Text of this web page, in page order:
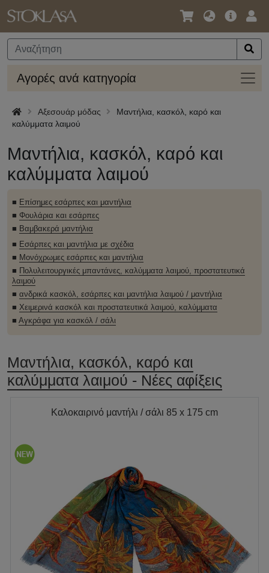
Γλώσσα
Νόμισμα
Κύρια
Αγορές ανά κατηγορία
ανά
Αξεσουάρ μόδας
Μαντήλια, κασκόλ, καρό και
καλύμματα λαιμού
Μαντήλια, κασκόλ, καρό και
καλύμματα λαιμού
■ Επίσημες εσάρπες και μαντήλια
■ Φουλάρια και εσάρπες
■ Βαμβακερά μαντήλια
■ Εσάρπες και μαντήλια με σχέδια
■ Μονόχρωμες εσάρπες και μαντήλια
■
Πολυλειτουργικές μπαντάνες, καλύμματα λαιμού, προστατευτικά
λαιμού
■ ανδρικά κασκόλ, εσάρπες και μαντήλια λαιμού / μαντήλια
■ Χειμερινά κασκόλ και προστατευτικά λαιμού, καλύμματα
■ Αγκράφα για κασκόλ / σάλι
Μαντήλια, κασκόλ, καρό και
καλύμματα λαιμού - Νέες αφίξεις
Καλοκαιρινό μαντήλι / σάλι 85 x 175 cm